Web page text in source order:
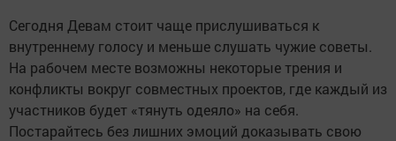
Сегодня Девам стоит чаще прислушиваться к
внутреннему голосу и меньше слушать чужие советы.
На рабочем месте возможны некоторые трения и
конфликты вокруг совместных проектов, где каждый из
участников будет «тянуть одеяло» на себя.
Постарайтесь без лишних эмоций доказывать свою